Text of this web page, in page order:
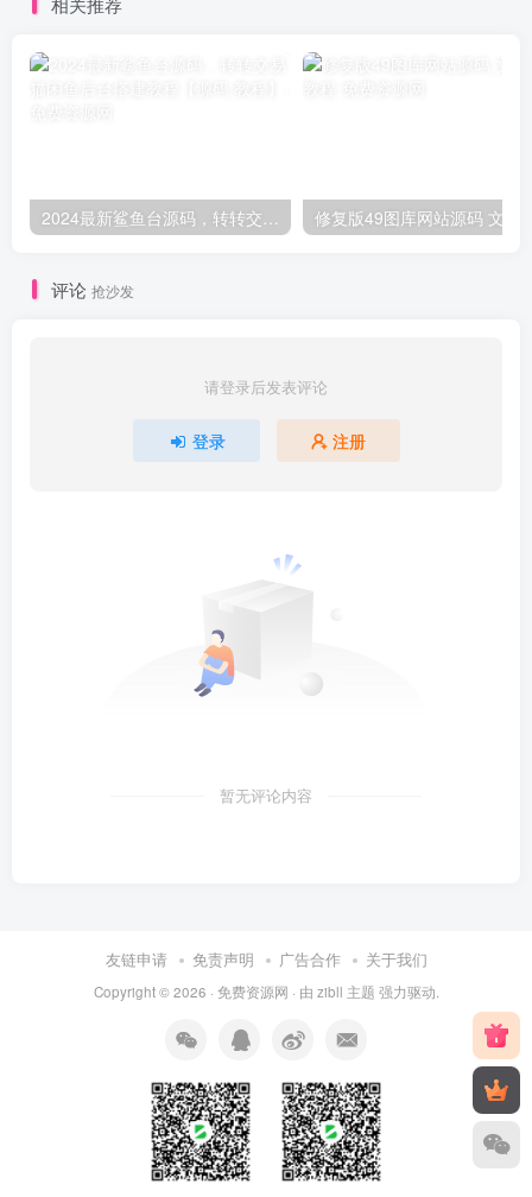
2024最新鲨鱼台源码，转转交易猫闲鱼后台搭建教程【源码 教程】
评论 抢沙发
请登录后发表评论
登录 注册
暂无评论内容
友链申请 免责声明 广告合作 关于我们
Copyright © 2026 · 免费资源网 · 由 zibll 主题 强力驱动.